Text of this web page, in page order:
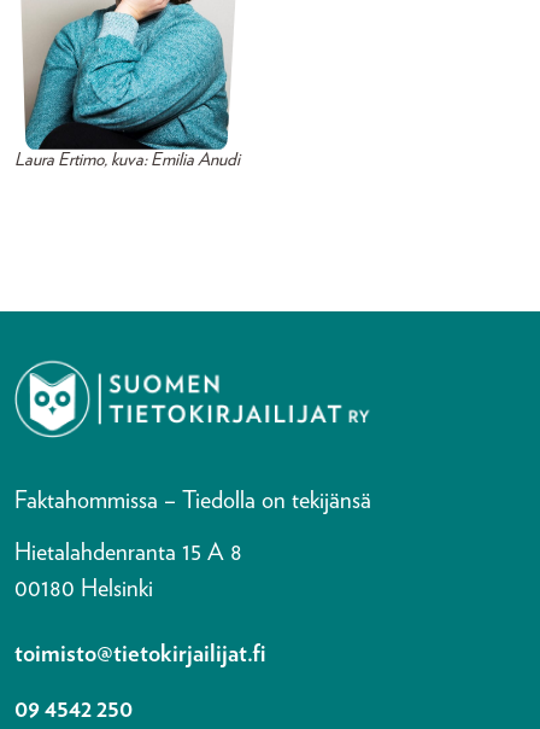
Laura Ertimo, kuva: Emilia Anudi
Faktahommissa – Tiedolla on tekijänsä
Hietalahdenranta 15 A 8
00180 Helsinki
toimisto@tietokirjailijat.fi
09 4542 250